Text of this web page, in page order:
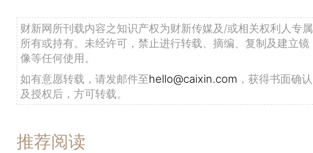
财新网所刊载内容之知识产权为财新传媒及/或相关权利人专属
所有或持有。未经许可，禁止进行转载、摘编、复制及建立镜
像等任何使用。
如有意愿转载，请发邮件至hello@caixin.com ，获得书面确认
及授权后，方可转载。
推荐阅读